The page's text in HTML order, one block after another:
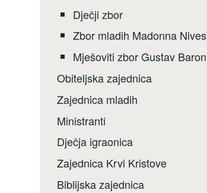
Dječji zbor
Zbor mladih Madonna Nives
Mješoviti zbor Gustav Baron
Obiteljska zajednica
Zajednica mladih
Ministranti
Dječja igraonica
Zajednica Krvi Kristove
Biblijska zajednica